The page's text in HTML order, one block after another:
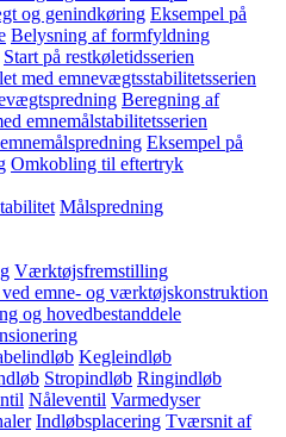
og genindkøring Eksempel på
Belysning af formfyldning
Start på restkøletidsserien
med emnevægtsstabilitetsserien
Beregning af
emnemålstabilitetsserien
Eksempel på
Omkobling til eftertryk
Målspredning
Værktøjsfremstilling
emne- og værktøjskonstruktion
og hovedbestanddele
Kegleindløb
Stropindløb Ringindløb
Nåleventil Varmedyser
Indløbsplacering Tværsnit af